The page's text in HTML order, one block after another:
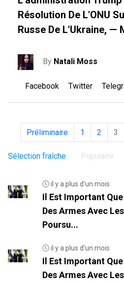
Résolution De L'ONU
Russe De L'Ukraine, —
By Natali Moss
Facebook Twitter
Préliminaire 1 2 3
Sélection fraîche Populaire
il y a plus d'un mois
Il Est Important
Des Armes Avec
Poursu...
il y a plus d'un mois
Il Est Important
Des Armes Avec